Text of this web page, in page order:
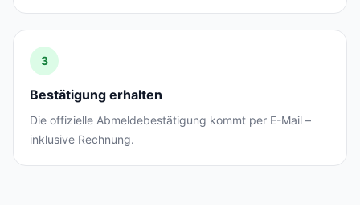
3
Bestätigung erhalten
Die offizielle Abmeldebestätigung kommt per E-Mail –
inklusive Rechnung.